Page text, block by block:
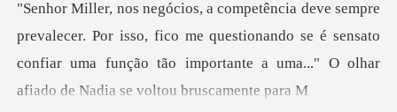
Histórico
Sair
or isso, fico me questionando se é sensato
confiar uma função tão imp